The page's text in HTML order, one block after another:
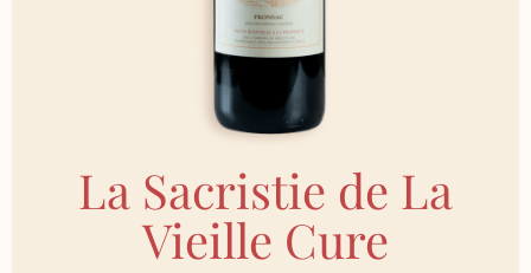
La Sacristie de La
Vieille Cure